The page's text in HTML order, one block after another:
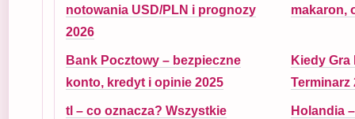
notowania USD/PLN i prognozy
2026
makaron,
Bank Pocztowy – bezpieczne
konto, kredyt i opinie 2025
Kiedy
Terminarz
tl – co oznacza? Wszystkie
Holandia